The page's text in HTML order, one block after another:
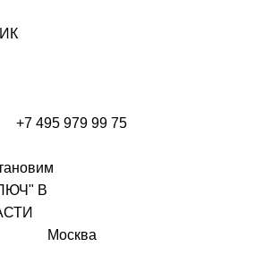
+7 495 979 99 75
Москва